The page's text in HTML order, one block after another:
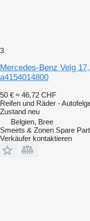
3
Mercedes-Benz Velg
a4154014800
50 € ≈ 46,72 CHF
Reifen und Räder -
Zustand neu
Belgien, Bree
Smeets & Zonen Spare
Verkäufer kontaktieren